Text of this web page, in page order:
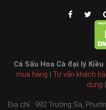
Cá Sấu Hoa Cà đại lý Kiều
mua hàng | Tư vấn khách
dụng |
Địa chỉ : 992 Trường Sa,